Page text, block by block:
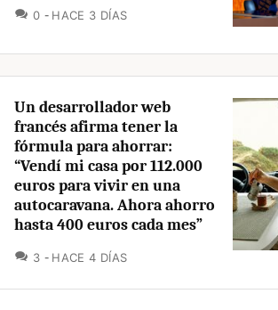
0 COMENTARIOS
HACE 3 DÍAS
Un desarrollador web
francés afirma tener la
fórmula para ahorrar:
“Vendí mi casa por 112.000
euros para vivir en una
autocaravana. Ahora ahorro
hasta 400 euros cada mes”
3 COMENTARIOS
HACE 4 DÍAS